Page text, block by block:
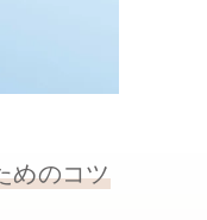
めのコツ